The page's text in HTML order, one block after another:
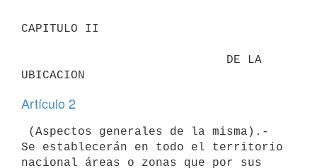
CAPITULO II
Artículo 2
Se establecerán en todo el territorio
nacional áreas o zonas que por sus